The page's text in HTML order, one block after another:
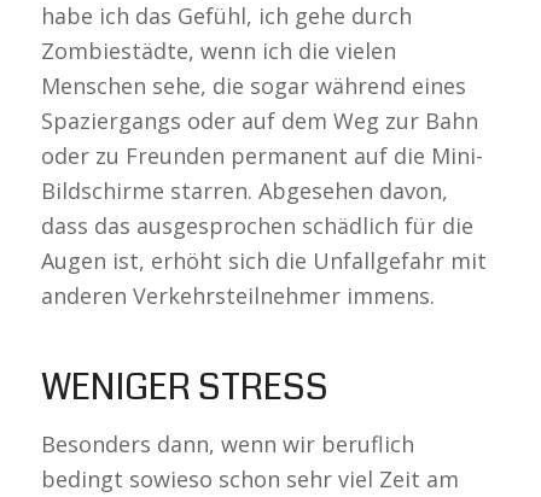
habe ich das Gefühl, ich gehe durch
Zombiestädte, wenn ich die vielen
Menschen sehe, die sogar während eines
Spaziergangs oder auf dem Weg zur Bahn
oder zu Freunden permanent auf die Mini-
Bildschirme starren. Abgesehen davon,
dass das ausgesprochen schädlich für die
Augen ist, erhöht sich die Unfallgefahr mit
anderen Verkehrsteilnehmer immens.
WENIGER STRESS
Besonders dann, wenn wir beruflich
bedingt sowieso schon sehr viel Zeit am